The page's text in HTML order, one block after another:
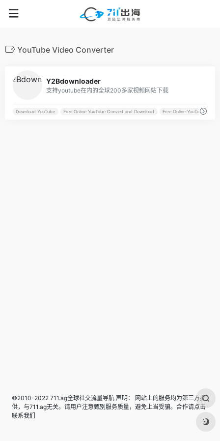
YouTube Video Converter
Y2Bdownloader
支持youtube在内的全球200多家视频网站下载
Download YouTube Free Online YouTube Convert and Download Free Online YouTube
©2010-2022 711.ag全球社交流量导航 声明： 网站上的服务均为第三方提
供，与711.ag无关。请用户注意甄别服务质量，避免上当受骗。合作请点击
联系我们